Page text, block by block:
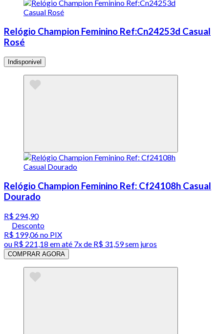
Relógio Champion Feminino Ref:Cn24253d Casual
Rosé
Indisponivel
Relógio Champion Feminino Ref: Cf24108h Casual
Dourado
R$ 294,90
Desconto
R$ 199,06no PIX
ou R$ 221,18 em até 7x de R$ 31,59 sem juros
COMPRAR AGORA